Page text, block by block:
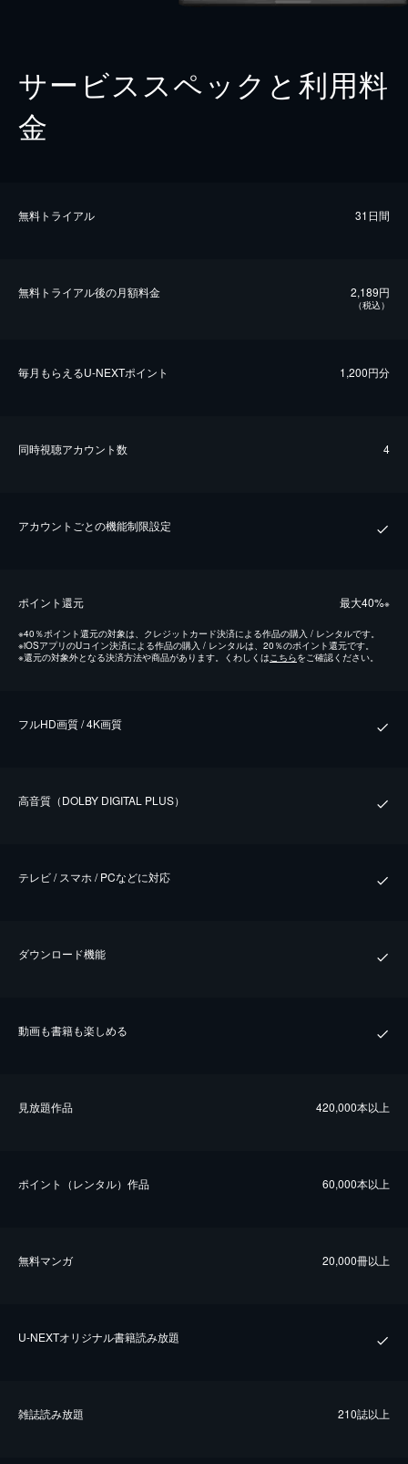
サービススペックと利用料
金
無料トライアル 31日間
無料トライアル後の⽉額料金 2,189円
（税込）
毎⽉もらえるU-NEXTポイント 1,200円分
同時視聴アカウント数 4
アカウントごとの機能制限設定
ポイント還元 最⼤40%※
※40％ポイント還元の対象は、クレジットカード決済による作品の購入 / レンタルです。
※iOSアプリのUコイン決済による作品の購入 / レンタルは、20％のポイント還元です。
※還元の対象外となる決済方法や商品があります。くわしくはこちらをご確認ください。
フルHD画質 / 4K画質
⾼⾳質（DOLBY DIGITAL PLUS）
テレビ / スマホ / PCなどに対応
ダウンロード機能
動画も書籍も楽しめる
⾒放題作品 420,000本以上
ポイント（レンタル）作品 60,000本以上
無料マンガ 20,000冊以上
U-NEXTオリジナル書籍読み放題
雑誌読み放題 210誌以上